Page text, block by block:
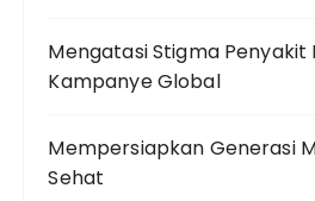
Mengatasi Stigma Penyakit
Kampanye Global
Mempersiapkan Generasi
Sehat